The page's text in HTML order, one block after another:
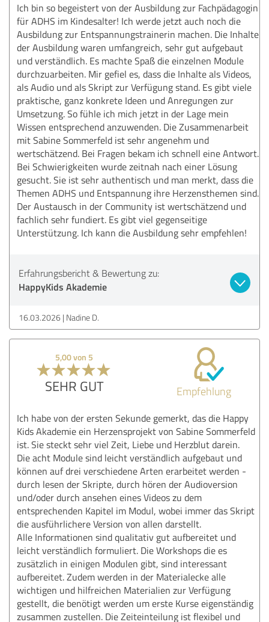
Ich bin so begeistert von der Ausbildung zur Fachpädagogin
für ADHS im Kindesalter! Ich werde jetzt auch noch die
Ausbildung zur Entspannungstrainerin machen. Die Inhalte
der Ausbildung waren umfangreich, sehr gut aufgebaut
und verständlich. Es machte Spaß die einzelnen Module
durchzuarbeiten. Mir gefiel es, dass die Inhalte als Videos,
als Audio und als Skript zur Verfügung stand. Es gibt viele
praktische, ganz konkrete Ideen und Anregungen zur
Umsetzung. So fühle ich mich jetzt in der Lage mein
Wissen entsprechend anzuwenden. Die Zusammenarbeit
mit Sabine Sommerfeld ist sehr angenehm und
wertschätzend. Bei Fragen bekam ich schnell eine Antwort.
Bei Schwierigkeiten wurde zeitnah nach einer Lösung
gesucht. Sie ist sehr authentisch und man merkt, dass die
Themen ADHS und Entspannung ihre Herzensthemen sind.
Der Austausch in der Community ist wertschätzend und
fachlich sehr fundiert. Es gibt viel gegenseitige
Unterstützung. Ich kann die Ausbildung sehr empfehlen!
Erfahrungsbericht & Bewertung zu:
HappyKids Akademie
16.03.2026 Nadine D.
5,00 von 5
SEHR GUT Empfehlung
Ich habe von der ersten Sekunde gemerkt, das die Happy
Kids Akademie ein Herzensprojekt von Sabine Sommerfeld
ist. Sie steckt sehr viel Zeit, Liebe und Herzblut darein.
Die acht Module sind leicht verständlich aufgebaut und
können auf drei verschiedene Arten erarbeitet werden -
durch lesen der Skripte, durch hören der Audioversion
und/oder durch ansehen eines Videos zu dem
entsprechenden Kapitel im Modul, wobei immer das Skript
die ausführlichere Version von allen darstellt.
Alle Informationen sind qualitativ gut aufbereitet und
leicht verständlich formuliert. Die Workshops die es
zusätzlich in einigen Modulen gibt, sind interessant
aufbereitet. Zudem werden in der Materialecke alle
wichtigen und hilfreichen Materialien zur Verfügung
gestellt, die benötigt werden um erste Kurse eigenständig
zusammen zustellen. Die Zeiteinteilung ist flexibel und